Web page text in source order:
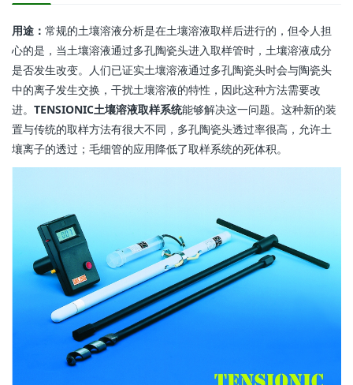
用途： 常规的土壤溶液分析是在土壤溶液取样后进行的，但令人担
心的是，当土壤溶液通过多孔陶瓷头进入取样管时，土壤溶液成分
是否发生改变。人们已证实土壤溶液通过多孔陶瓷头时会与陶瓷头
中的离子发生交换，干扰土壤溶液的特性，因此这种方法需要改
进。 TENSIONIC土壤溶液取样系统能够解决这一问题。这种新的装
置与传统的取样方法有很大不同，多孔陶瓷头透过率很高，允许土
壤离子的透过；毛细管的应用降低了取样系统的死体积。